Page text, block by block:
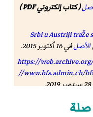
( كتاب إلكتروني PDF )
الأصلفي 16 أكتوبر 2015.
https://
//www.bfs.admin.ch/
Mediaspora (2002).
Srpskih novinara iصلة